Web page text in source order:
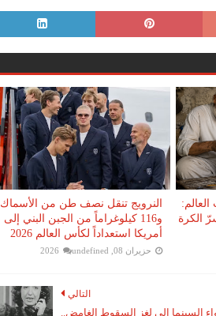
الكرة
النرويج تنقل نصف طن من الأسماك
و116 كيلوغراماً من الجبن البني إلى
أمريكا استعداداً لكأس العالم 2026
حزيران 08, 2026 undefined
التالي
السينما إلى لغز السقوط الغامض..